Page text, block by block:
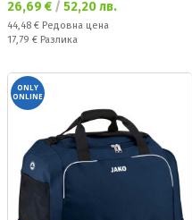
Текуща цена:
26,69 € / 52,20 лв.
Редовна цена:
44,48 € Редовна цена
Спестявате:
17,79 € Разлика
ONLY
ONLINE